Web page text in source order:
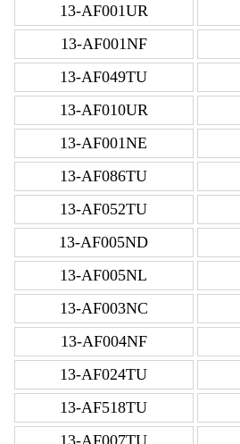
13-AF001UR
13-AF001NF
13-AF049TU
13-AF010UR
13-AF001NE
13-AF086TU
13-AF052TU
13-AF005ND
13-AF005NL
13-AF003NC
13-AF004NF
13-AF024TU
13-AF518TU
13-AF007TU